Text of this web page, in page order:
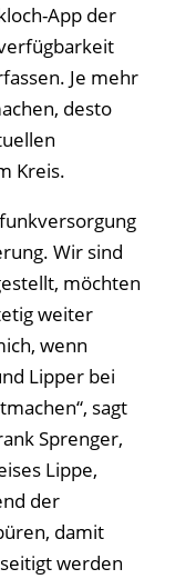
App der
Je mehr
desto
Kreis.
Wir sind
möchten
weiter
wenn
Lipper bei
sagt
Sprenger,
Lippe,
der
damit
werden